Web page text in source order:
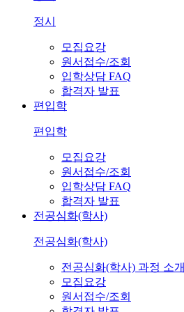
정시
모집요강
원서접수/조회
입학상담 FAQ
합격자 발표
편입학
편입학
모집요강
원서접수/조회
입학상담 FAQ
합격자 발표
전공심화(학사)
전공심화(학사)
전공심화(학사) 과정 소개
모집요강
원서접수/조회